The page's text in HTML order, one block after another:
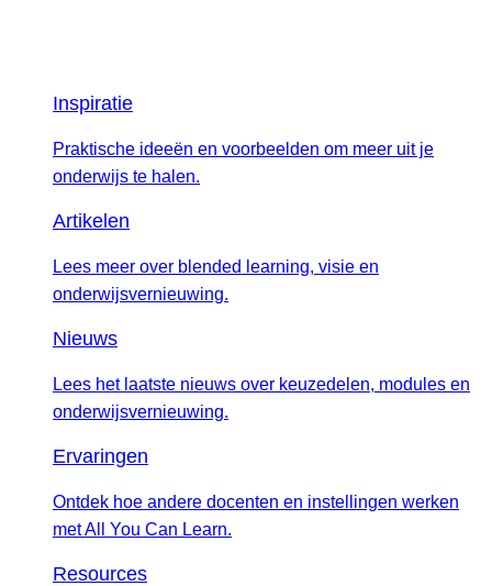
Inspiratie
Praktische ideeën en voorbeelden om meer uit je
onderwijs te halen.
Artikelen
Lees meer over blended learning, visie en
onderwijsvernieuwing.
Nieuws
Lees het laatste nieuws over keuzedelen, modules en
onderwijsvernieuwing.
Ervaringen
Ontdek hoe andere docenten en instellingen werken
met All You Can Learn.
Resources